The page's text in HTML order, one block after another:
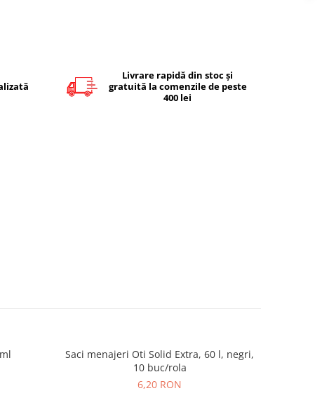
Livrare rapidă din stoc și
gratuită la comenzile de peste
400 lei
Saci menajeri Oti Solid Extra, 60 l, negri,
10 buc/rola
6,20 RON